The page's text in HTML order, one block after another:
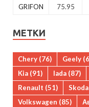
GRIFON
75.95
МЕТКИ
Chery (76) Geely
Kia (91) lada (87)
Renault (51) Skoda
Volkswagen (85)